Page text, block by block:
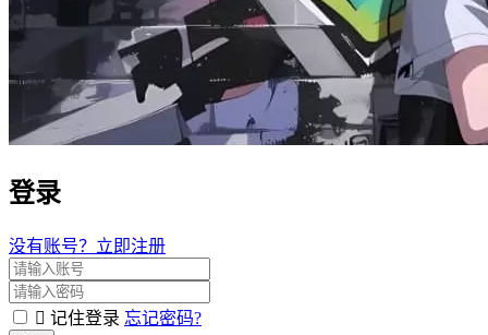
登录
没有账号？立即注册
记住登录 忘记密码?